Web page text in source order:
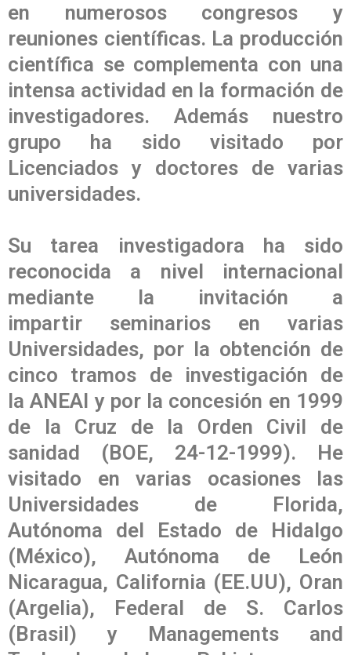
en numerosos congresos y
reuniones científicas. La producción
científica se complementa con una
intensa actividad en la formación de
investigadores. Además nuestro
grupo ha sido visitado por
Licenciados y doctores de varias
universidades.
Su tarea investigadora ha sido
reconocida a nivel internacional
mediante la invitación a
impartir seminarios en varias
Universidades, por la obtención de
cinco tramos de investigación de
la ANEAI y por la concesión en 1999
de la Cruz de la Orden Civil de
sanidad (BOE, 24-12-1999). He
visitado en varias ocasiones las
Universidades de Florida,
Autónoma del Estado de Hidalgo
(México), Autónoma de León
Nicaragua, California (EE.UU), Oran
(Argelia), Federal de S. Carlos
(Brasil) y Managements and